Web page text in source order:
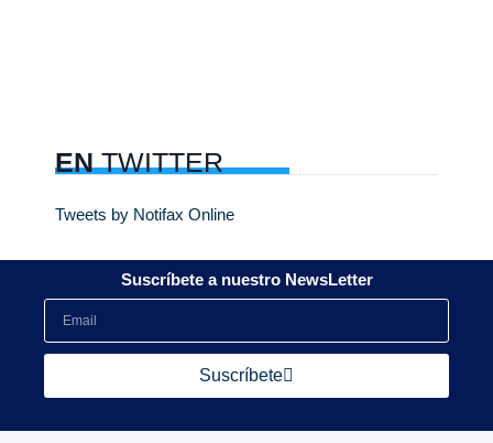
ENTWITTER
Tweets by Notifax Online
Suscríbete a nuestro NewsLetter
Suscríbete